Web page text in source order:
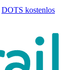
DOTS kostenlos